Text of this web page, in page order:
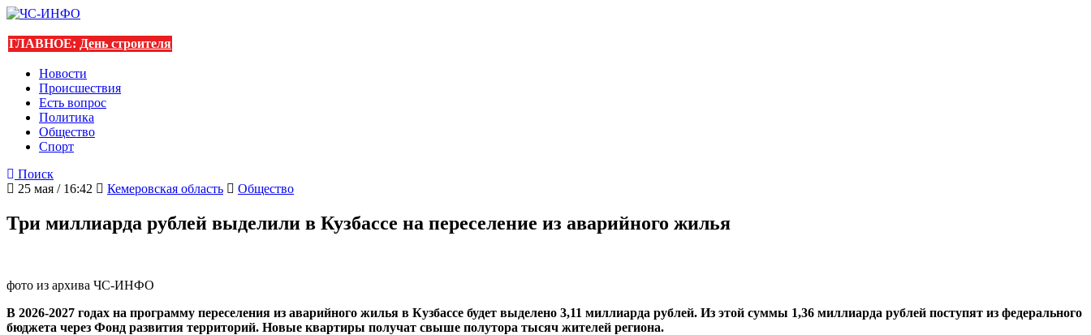
ГЛАВНОЕ: День строителя
Новости
Происшествия
Есть вопрос
Политика
Общество
Спорт
Поиск
25 мая / 16:42
Кемеровская область Общество
Три миллиарда рублей выделили в Кузбассе на переселение из аварийного жилья
фото из архива ЧС-ИНФО
В 2026-2027 годах на программу переселения из аварийного жилья в Кузбассе будет выделено 3,11 миллиарда рублей. Из этой суммы 1,36 миллиарда рублей поступят из федерального
бюджета через Фонд развития территорий. Новые квартиры получат свыше полутора тысяч жителей региона.